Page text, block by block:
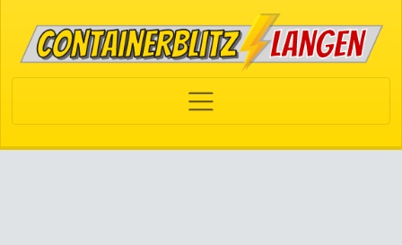
Navigation aufklappen